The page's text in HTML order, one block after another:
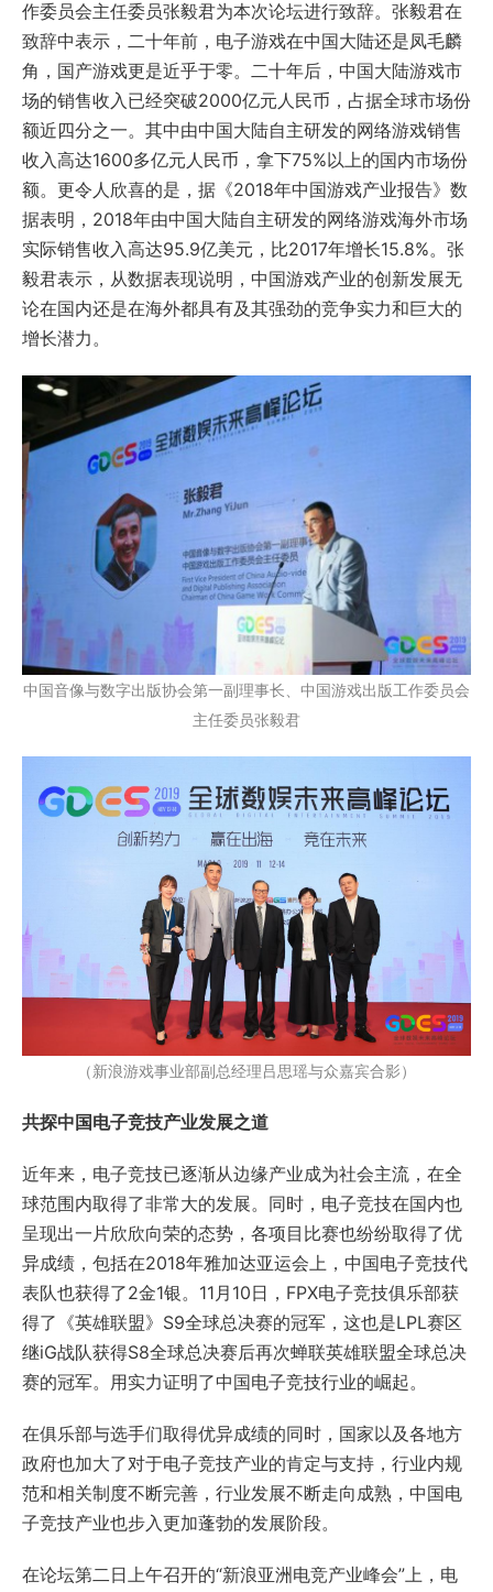
作委员会主任委员张毅君为本次论坛进行致辞。张毅君在
致辞中表示，二十年前，电子游戏在中国大陆还是凤毛麟
角，国产游戏更是近乎于零。二十年后，中国大陆游戏市
场的销售收入已经突破2000亿元人民币，占据全球市场份
额近四分之一。其中由中国大陆自主研发的网络游戏销售
收入高达1600多亿元人民币，拿下75%以上的国内市场份
额。更令人欣喜的是，据《2018年中国游戏产业报告》数
据表明，2018年由中国大陆自主研发的网络游戏海外市场
实际销售收入高达95.9亿美元，比2017年增长15.8%。张
毅君表示，从数据表现说明，中国游戏产业的创新发展无
论在国内还是在海外都具有及其强劲的竞争实力和巨大的
增长潜力。
中国音像与数字出版协会第一副理事长、中国游戏出版工作委员会
主任委员张毅君
（新浪游戏事业部副总经理吕思瑶与众嘉宾合影）
共探中国电子竞技产业发展之道
近年来，电子竞技已逐渐从边缘产业成为社会主流，在全
球范围内取得了非常大的发展。同时，电子竞技在国内也
呈现出一片欣欣向荣的态势，各项目比赛也纷纷取得了优
异成绩，包括在2018年雅加达亚运会上，中国电子竞技代
表队也获得了2金1银。11月10日，FPX电子竞技俱乐部获
得了《英雄联盟》S9全球总决赛的冠军，这也是LPL赛区
继iG战队获得S8全球总决赛后再次蝉联英雄联盟全球总决
赛的冠军。用实力证明了中国电子竞技行业的崛起。
在俱乐部与选手们取得优异成绩的同时，国家以及各地方
政府也加大了对于电子竞技产业的肯定与支持，行业内规
范和相关制度不断完善，行业发展不断走向成熟，中国电
子竞技产业也步入更加蓬勃的发展阶段。
在论坛第二日上午召开的“新浪亚洲电竞产业峰会”上，电